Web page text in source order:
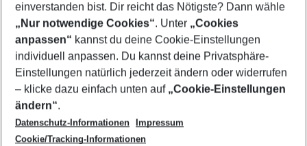
Footer
Footer navigation
Über uns
AGB
Bestpreisgarantie
Cookie-Einstellungen ändern
Agenturbetreuung
Barrierefreies Reisen
Folge uns
einverstanden bist. Dir reicht das Nötigste? Dann wähle
„Nur notwendige Cookies“. Unter „Cookies
anpassen“ kannst du deine Cookie-Einstellungen
individuell anpassen. Du kannst deine Privatsphäre-
Einstellungen natürlich jederzeit ändern oder widerrufen
– klicke dazu einfach unten auf „Cookie-Einstellungen
ändern“.
Datenschutz-Informationen
Impressum
Cookie/Tracking-Informationen